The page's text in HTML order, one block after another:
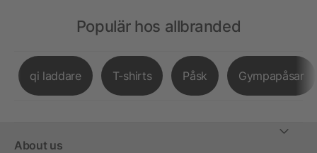
Populär hos allbranded
qi laddare T-shirts Påsk Gympapåsar
About us